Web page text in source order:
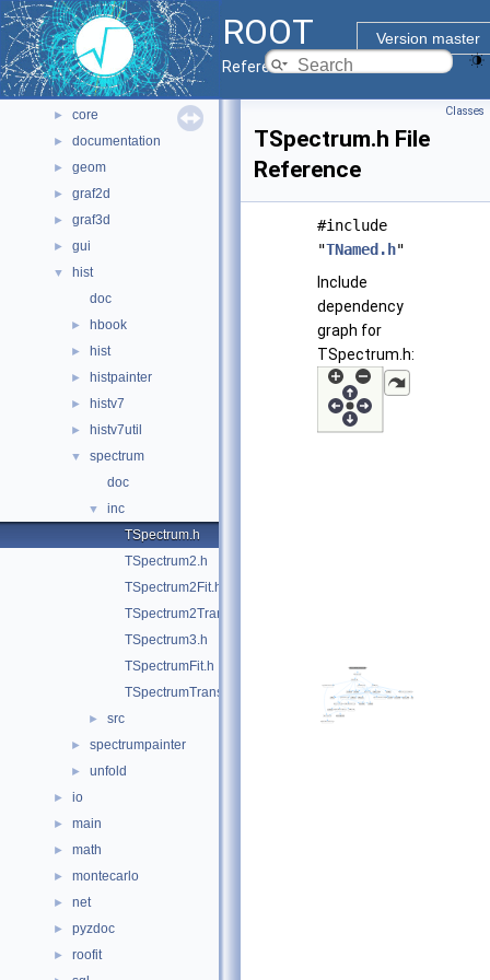
ROOT
Version master
Reference Guide
► All Classes
▼ Files
▼ File List
► bindings
► core
► documentation
► geom
► graf2d
► graf3d
► gui
▼
hist
doc
► hbook
► hist
► histpainter
► histv7
► histv7util
▼
spectrum
doc
▼
inc
TSpectrum.h
TSpectrum2.h
TSpectrum2Fit.h
TSpectrum2Transform.h
TSpectrum3.h
TSpectrumFit.h
TSpectrumTransform.h
► src
► spectrumpainter
► unfold
► io
► main
► math
► montecarlo
► net
► pyzdoc
► roofit
Classes
TSpectrum.h File
Reference
#include
"TNamed.h"
Include
dependency
graph for
TSpectrum.h: